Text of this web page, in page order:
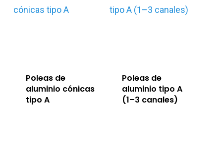
Poleas de
aluminio cónicas
tipo A
Poleas de
aluminio tipo A
(1–3 canales)